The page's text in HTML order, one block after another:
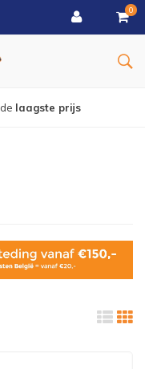
0
€150